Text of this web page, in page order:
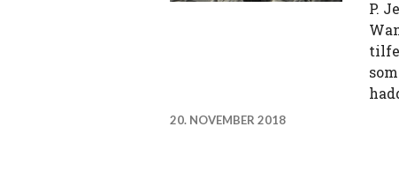
P.
20. NOVEMBER 2018